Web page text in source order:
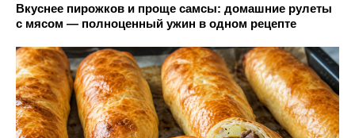
Вкуснее пирожков и проще самсы: домашние рулеты
с мясом — полноценный ужин в одном рецепте